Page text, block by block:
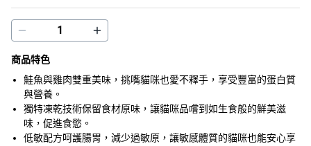
商品特色
鮭魚與雞肉雙重美味，挑嘴貓咪也愛不釋手，享受豐富的蛋白質
與營養。
獨特凍乾技術保留食材原味，讓貓咪品嚐到如生食般的鮮美滋
味，促進食慾。
低敏配方呵護腸胃，減少過敏原，讓敏感體質的貓咪也能安心享